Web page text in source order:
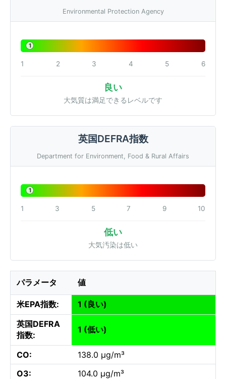
Environmental Protection Agency
1
1 2 3 4 5 6
良い
大気質は満足できるレベルです
英国DEFRA指数
Department for Environment, Food & Rural Affairs
1
1 3 5 7 9 10
低い
大気汚染は低い
パラメータ 値
米EPA指数:
1 (良い)
英国DEFRA
指数:
1 (低い)
CO:
138.0 µg/m³
O3:
104.0 µg/m³